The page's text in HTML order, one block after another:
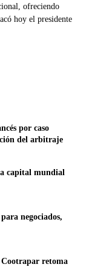
ofreciendo
hoy el presidente
por caso
del arbitraje
capital mundial
negociados,
retoma